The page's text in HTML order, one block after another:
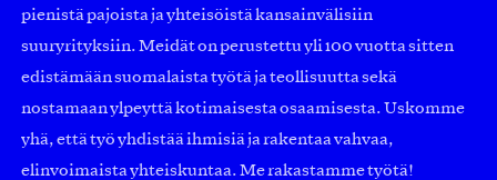
pienistä pajoista ja yhteisöistä kansainvälisiin
suuryrityksiin. Meidät on perustettu yli 100 vuotta sitten
edistämään suomalaista työtä ja teollisuutta sekä
nostamaan ylpeyttä kotimaisesta osaamisesta. Uskomme
yhä, että työ yhdistää ihmisiä ja rakentaa vahvaa,
elinvoimaista yhteiskuntaa. Me rakastamme työtä!